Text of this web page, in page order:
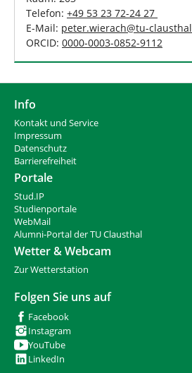
Telefon: +49 53 23 72-24 27
E-Mail: peter.wierach@tu-clausthal
ORCID: 0000-0003-0852-9112
Info
Kontakt und Service
Impressum
Datenschutz
Barrierefreiheit
Portale
Stud.IP
Studienportale
WebMail
Alumni-Portal der TU Clausthal
Wetter & Webcam
Zur Wetterstation
Folgen Sie uns auf
Facebook
Instagram
YouTube
LinkedIn